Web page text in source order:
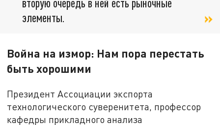
элементы.
Война на измор: Нам пора перестать
быть хорошими
Президент Ассоциации экспорта
технологического суверенитета, профессор
кафедры прикладного анализа